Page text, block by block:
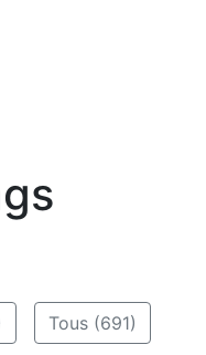
Tous (691)